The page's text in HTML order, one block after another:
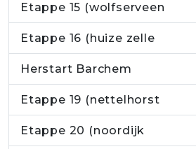
Etappe 15 (wolfserveen
Etappe 16 (huize zelle
Herstart Barchem
Etappe 19 (nettelhorst
Etappe 20 (noordijk